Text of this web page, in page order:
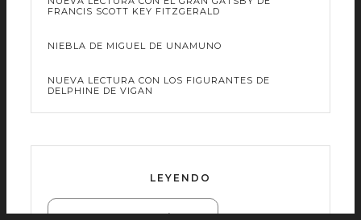
FRANCIS SCOTT KEY FITZGERALD
NIEBLA DE MIGUEL DE UNAMUNO
NUEVA LECTURA CON LOS FIGURANTES DE
DELPHINE DE VIGAN
LEYENDO